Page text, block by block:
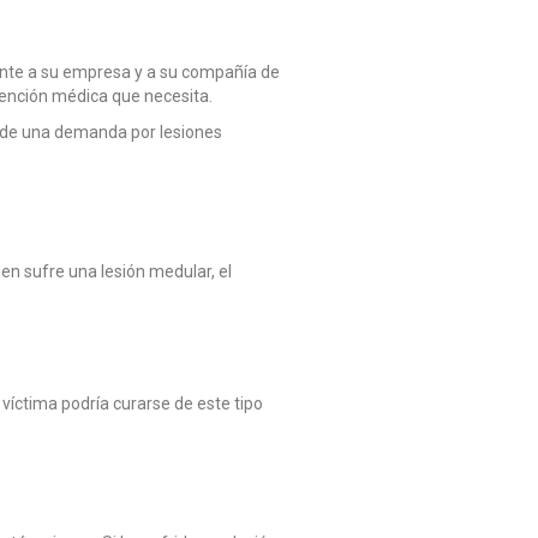
a su empresa y a su compañía de
médica que necesita.
una demanda por lesiones
sufre una lesión medular, el
podría curarse de este tipo